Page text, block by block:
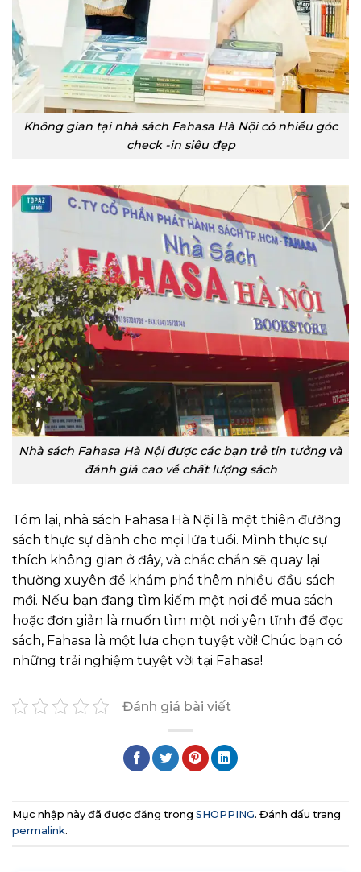
Không gian tại nhà sách Fahasa Hà Nội có nhiều góc
check -in siêu đẹp
Nhà sách Fahasa Hà Nội được các bạn trẻ tin tưởng và
đánh giá cao về chất lượng sách
Tóm lại, nhà sách Fahasa Hà Nội là một thiên đường
sách thực sự dành cho mọi lứa tuổi. Mình thực sự
thích không gian ở đây, và chắc chắn sẽ quay lại
thường xuyên để khám phá thêm nhiều đầu sách
mới. Nếu bạn đang tìm kiếm một nơi để mua sách
hoặc đơn giản là muốn tìm một nơi yên tĩnh để đọc
sách, Fahasa là một lựa chọn tuyệt vời! Chúc bạn có
những trải nghiệm tuyệt vời tại Fahasa!
Đánh giá bài viết
Mục nhập này đã được đăng trong SHOPPING. Đánh dấu trang
permalink.